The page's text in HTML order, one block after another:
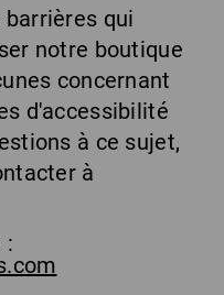
qui
notre boutique
concernant
d'accessibilité
à ce sujet,
à
: